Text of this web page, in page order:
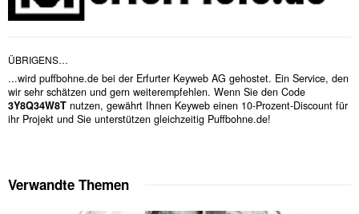
ÜBRIGENS…
...wird puffbohne.de bei der Erfurter Keyweb AG gehostet. Ein Service, den
wir sehr schätzen und gern weiterempfehlen. Wenn Sie den Code
3Y8Q34W8T nutzen, gewährt Ihnen Keyweb einen 10-Prozent-Discount für
ihr Projekt und Sie unterstützen gleichzeitig Puffbohne.de!
Verwandte Themen